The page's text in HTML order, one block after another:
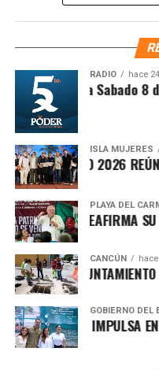
Morelos, siempre que la
jurisdicción de cada
disponibles se
de derechos por
derechos
de beneficiarios
RADIO hace
Matutina Sabado 8
ISLA MUJERES
ISLEÑO 2026 REÚNE
PLAYA DEL
MARÍN REAFIRMA SU
CANCÚN
AYUNTAMIENTO
GOBIERNO DEL
LEZAMA IMPULSA EN